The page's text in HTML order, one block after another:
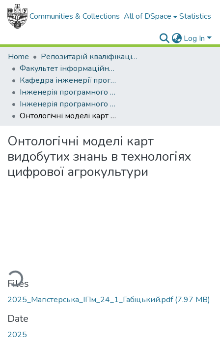
Communities & Collections All of DSpace Statistics
Log In
Home
Репозитарій кваліфікаційних робіт здобувачів вищої освіти
Факультет інформаційних технологій
Кафедра інженерії програмного забезпечення
Інженерія програмного забезпечення (рівень магістр)
Інженерія програмного забезпечення, магістр, 2025
Онтологічні моделі карт видобутих знань в технологіях цифрової агрокультури
Онтологічні моделі карт
видобутих знань в технологіях
цифрової агрокультури
Files
2025_Магiстерська_IПм_24_1_Габiцький.pdf(7.97 MB)
Date
2025